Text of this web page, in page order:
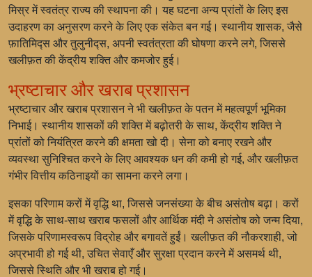
मिस्र में स्वतंत्र राज्य की स्थापना की। यह घटना अन्य प्रांतों के लिए इस
उदाहरण का अनुसरण करने के लिए एक संकेत बन गई। स्थानीय शासक, जैसे
फ़ातिमिद्स और तुलुनीद्स, अपनी स्वतंत्रता की घोषणा करने लगे, जिससे
खलीफ़त की केंद्रीय शक्ति और कमजोर हुई।
भ्रष्टाचार और खराब प्रशासन
भ्रष्टाचार और खराब प्रशासन ने भी खलीफ़त के पतन में महत्वपूर्ण भूमिका
निभाई। स्थानीय शासकों की शक्ति में बढ़ोतरी के साथ, केंद्रीय शक्ति ने
प्रांतों को नियंत्रित करने की क्षमता खो दी। सेना को बनाए रखने और
व्यवस्था सुनिश्चित करने के लिए आवश्यक धन की कमी हो गई, और खलीफ़त
गंभीर वित्तीय कठिनाइयों का सामना करने लगा।
इसका परिणाम करों में वृद्धि था, जिससे जनसंख्या के बीच असंतोष बढ़ा। करों
में वृद्धि के साथ-साथ खराब फसलों और आर्थिक मंदी ने असंतोष को जन्म दिया,
जिसके परिणामस्वरूप विद्रोह और बगावतें हुईं। खलीफ़त की नौकरशाही, जो
अप्रभावी हो गई थी, उचित सेवाएँ और सुरक्षा प्रदान करने में असमर्थ थी,
जिससे स्थिति और भी खराब हो गई।